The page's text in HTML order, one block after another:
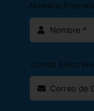
Nombre/
Correo